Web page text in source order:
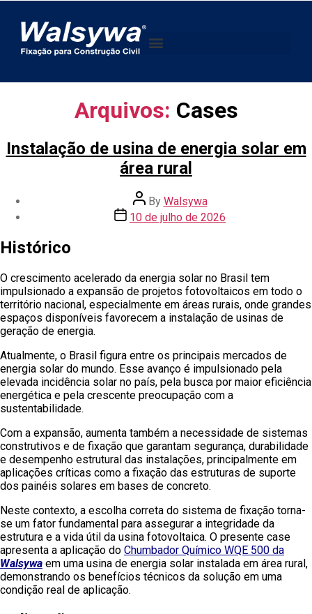
Arquivos: Cases
Instalação de usina de energia solar em
área rural
By Walsywa
10 de julho de 2026
Histórico
O crescimento acelerado da energia solar no Brasil tem
impulsionado a expansão de projetos fotovoltaicos em todo o
território nacional, especialmente em áreas rurais, onde grandes
espaços disponíveis favorecem a instalação de usinas de
geração de energia.
Atualmente, o Brasil figura entre os principais mercados de
energia solar do mundo. Esse avanço é impulsionado pela
elevada incidência solar no país, pela busca por maior eficiência
energética e pela crescente preocupação com a
sustentabilidade.
Com a expansão, aumenta também a necessidade de sistemas
construtivos e de fixação que garantam segurança, durabilidade
e desempenho estrutural das instalações, principalmente em
aplicações críticas como a fixação das estruturas de suporte
dos painéis solares em bases de concreto.
Neste contexto, a escolha correta do sistema de fixação torna-
se um fator fundamental para assegurar a integridade da
estrutura e a vida útil da usina fotovoltaica. O presente case
apresenta a aplicação do Chumbador Químico WQE 500 da
Walsywa em uma usina de energia solar instalada em área rural,
demonstrando os benefícios técnicos da solução em uma
condição real de aplicação.